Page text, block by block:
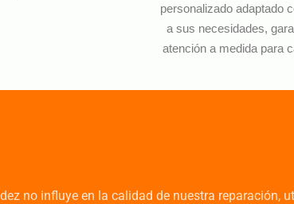
personalizado adaptado
a sus necesidades,
atención a medida para
no influye en la calidad de nuestra reparación,